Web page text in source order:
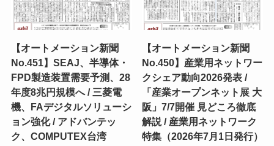
【オートメーション新聞
No.451】SEAJ、半導体・
FPD製造装置需要予測、28
年度8兆円規模へ / 三菱電
機、FAデジタルソリューシ
ョン強化 / アドバンテッ
ク、COMPUTEX台湾
【オートメーション新聞
No.450】産業用ネットワー
クシェア動向2026発表 /
「産業オープンネット展 大
阪」7/7開催 見どころ徹底
解説 / 産業用ネットワーク
特集（2026年7月1日発行）